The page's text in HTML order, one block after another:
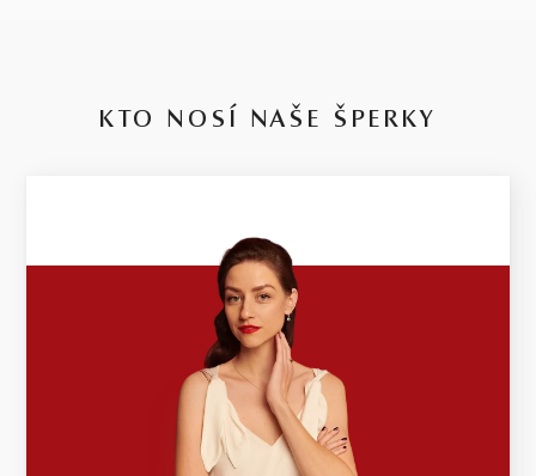
KTO NOSÍ NAŠE ŠPERKY